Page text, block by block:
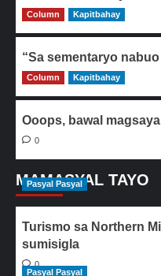
0
Column Kapitbahay
“Sa sementaryo
0
Column Kapitbahay
Ooops, bawal
0
MAMASYAL TAYO
Pasyal Pasyal
Turismo sa Northern
sumisigla
0
Pasyal Pasyal